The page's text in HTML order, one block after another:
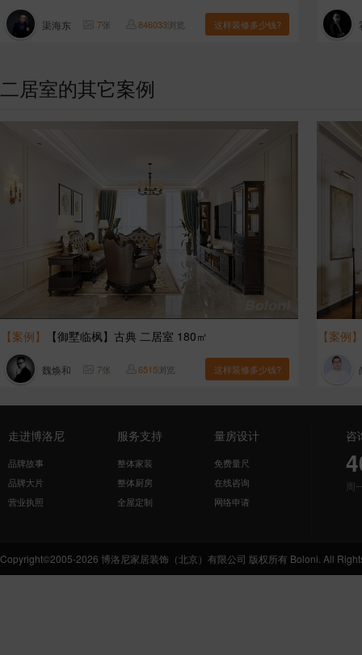
渠海东 7张 846033浏览 这样装修多少钱?
二居室的其它案例
【案例】 【御墅临枫】古典 二居室 180㎡
魏焕和 7张 6515浏览 这样装修多少钱?
【案例】
走进博洛尼
品牌故事
品牌大片
营业执照
服务支持
整体家装
整体厨房
全屋定制
量房设计
免费量尺
在线咨询
网络申请
咨
周
Copyright©2005-2026 博洛尼家居装饰（北京）有限公司 版权所有 Boloni. All